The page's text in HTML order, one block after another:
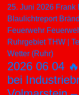
25. Juni 2026 Frank
Blaulichtreport
Feuerwehr
RuhrgebietTHW |
Wetter (Ruhr)
2026 06 04
bei